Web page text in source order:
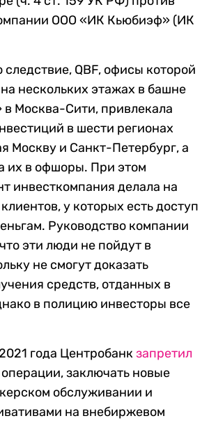
ООО «ИК Кьюбиэф» (ИК
следствие, QBF, офисы которой
нескольких этажах в башне
в Москва-Сити, привлекала
в шести регионах
Москву и Санкт-Петербург, а
их в офшоры. При этом
инвесткомпания делала на
у которых есть доступ
Руководство компании
эти люди не пойдут в
не смогут доказать
средств, отданных в
в полицию инвесторы все
года Центробанкзапретил
заключать новые
обслуживании и
на внебиржевом